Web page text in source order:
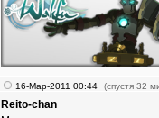
16-Мар-2011 00:44 (спустя 32
Reito-chan